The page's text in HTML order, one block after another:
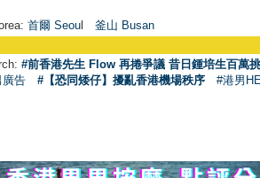
首爾 Seoul 釜山 Busan
#前香港先生 Flow 再捲爭議 昔日鍾培生百萬
廣告
#【恐同矮仔】擾亂香港機場秩序 #港男